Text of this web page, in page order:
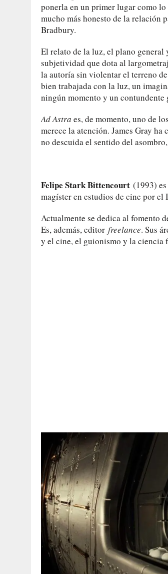
ponerla en un primer lugar como
mucho más honesto de la relación
Bradbury.
El relato de la luz, el plano general
subjetividad que dota al
la autoría sin violentar el terreno
bien trabajada con la luz, un
ningún momento y un contundente
Ad Astra es, de momento, uno de
merece la atención. James Gray
no descuida el sentido del
Felipe Stark Bittencourt (1993)
magíster en estudios de cine por
Actualmente se dedica al fomento
Es, además, editor freelance. Sus
y el cine, el guionismo y la ciencia